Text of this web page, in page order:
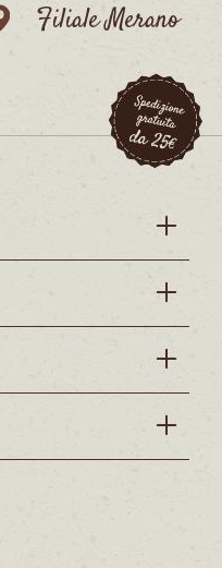
Filiale Merano